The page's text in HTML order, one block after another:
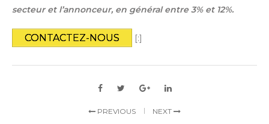
secteur et l’annonceur, en général entre 3% et 12%.
CONTACTEZ-NOUS [:]
PREVIOUS NEXT